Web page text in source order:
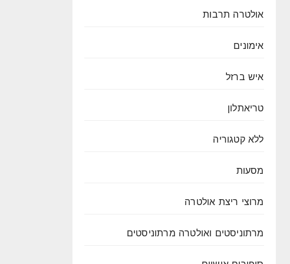
אולטרה תרבות
אימונים
איש ברזל
טריאתלון
ללא קטגוריה
מסעות
מרוצי ריצת אולטרה
מרתוניסטים ואולטרה מרתוניסטים